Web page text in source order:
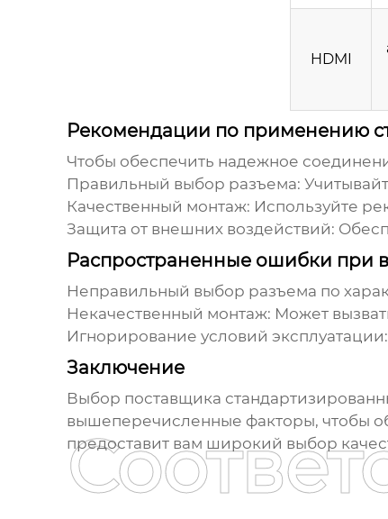
HDMI
Рекомендации по применению
Чтобы обеспечить надежное
Правильный выбор разъема:
Качественный монтаж: Используйте
Защита от внешних воздействий:
Распространенные ошибки при
Неправильный выбор разъема по
Некачественный монтаж: Может
Игнорирование условий эксплуатации:
Заключение
Выбор поставщика
вышеперечисленные факторы, чтобы
предоставит вам широкий выбор